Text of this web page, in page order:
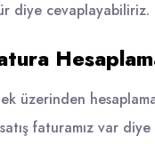
diye cevaplayabiliriz.
üzerinden
faturamız var